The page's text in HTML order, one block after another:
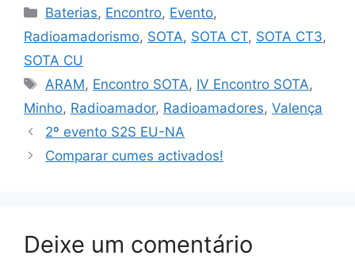
Categorias
Baterias, Encontro, Evento,
Radioamadorismo, SOTA, SOTA CT, SOTA CT3,
SOTA CU
Etiquetas
ARAM, Encontro SOTA, IV Encontro SOTA,
Minho, Radioamador, Radioamadores, Valença
2º evento S2S EU-NA
Comparar cumes activados!
Deixe um comentário